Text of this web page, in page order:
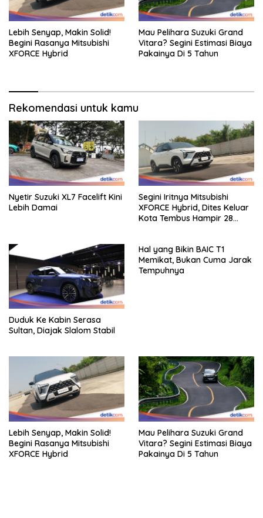
Lebih Senyap, Makin Solid!
Begini Rasanya Mitsubishi
XFORCE Hybrid
Mau Pelihara Suzuki Grand
Vitara? Segini Estimasi Biaya
Pakainya Di 5 Tahun
Rekomendasi untuk kamu
Nyetir Suzuki XL7 Facelift Kini
Lebih Damai
Segini Iritnya Mitsubishi
XFORCE Hybrid, Dites Keluar
Kota Tembus Hampir 28
Duduk Ke Kabin Serasa
Sultan, Diajak Slalom Stabil
Hal yang Bikin BAIC T1
Memikat, Bukan Cuma Jarak
Tempuhnya
Lebih Senyap, Makin Solid!
Begini Rasanya Mitsubishi
XFORCE Hybrid
Mau Pelihara Suzuki Grand
Vitara? Segini Estimasi Biaya
Pakainya Di 5 Tahun